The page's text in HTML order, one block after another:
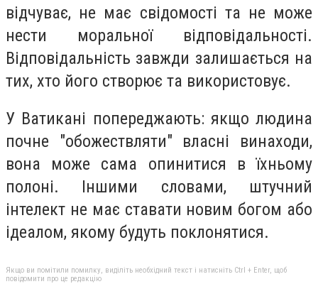
відчуває, не має свідомості та не може
нести моральної відповідальності.
Відповідальність завжди залишається на
тих, хто його створює та використовує.
У Ватикані попереджають: якщо людина
почне "обожествляти" власні винаходи,
вона може сама опинитися в їхньому
полоні. Іншими словами, штучний
інтелект не має ставати новим богом або
ідеалом, якому будуть поклонятися.
Якщо ви помітили помилку, виділіть необхідний текст і натисніть Ctrl + Enter, щоб
повідомити про це редакцію